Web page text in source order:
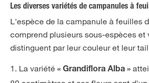
Les diverses variétés de campanules à
L'espèce de la campanule à feuilles
comprend plusieurs sous-espèces et
distinguent par leur couleur et leur
1. La variété « Grandiflora Alba »